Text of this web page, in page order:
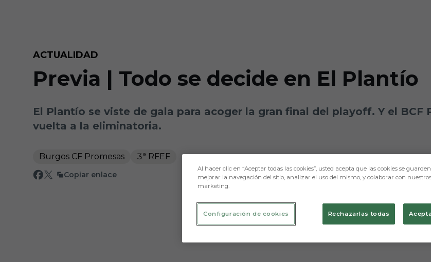
ACTUALIDAD
Previa | Todo se decide en El Plantío
El Plantío se viste de gala para acoger la gran final del playoff. Y el BCF
vuelta a la eliminatoria.
Burgos CF Promesas 3ª RFEF
Copiar enlace
Al hacer clic en “Aceptar todas las cookies”, usted acepta que las cookies se
mejorar la navegación del sitio, analizar el uso del mismo, y colaborar con
marketing.
Rechazarlas todas
Configuración de cookies